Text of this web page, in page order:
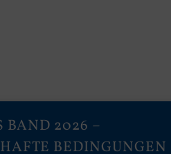
BAND 2026 –
BEDINGUNGEN